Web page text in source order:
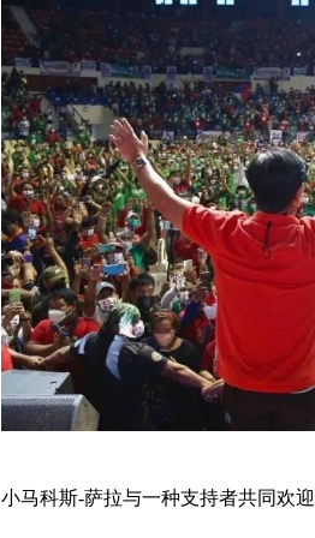
小马科斯-萨拉与一种支持者共同欢迎